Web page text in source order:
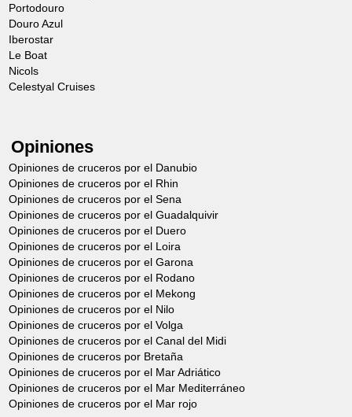
Portodouro
Douro Azul
Iberostar
Le Boat
Nicols
Celestyal Cruises
Opiniones
Opiniones de cruceros por el Danubio
Opiniones de cruceros por el Rhin
Opiniones de cruceros por el Sena
Opiniones de cruceros por el Guadalquivir
Opiniones de cruceros por el Duero
Opiniones de cruceros por el Loira
Opiniones de cruceros por el Garona
Opiniones de cruceros por el Rodano
Opiniones de cruceros por el Mekong
Opiniones de cruceros por el Nilo
Opiniones de cruceros por el Volga
Opiniones de cruceros por el Canal del Midi
Opiniones de cruceros por Bretaña
Opiniones de cruceros por el Mar Adriático
Opiniones de cruceros por el Mar Mediterráneo
Opiniones de cruceros por el Mar rojo